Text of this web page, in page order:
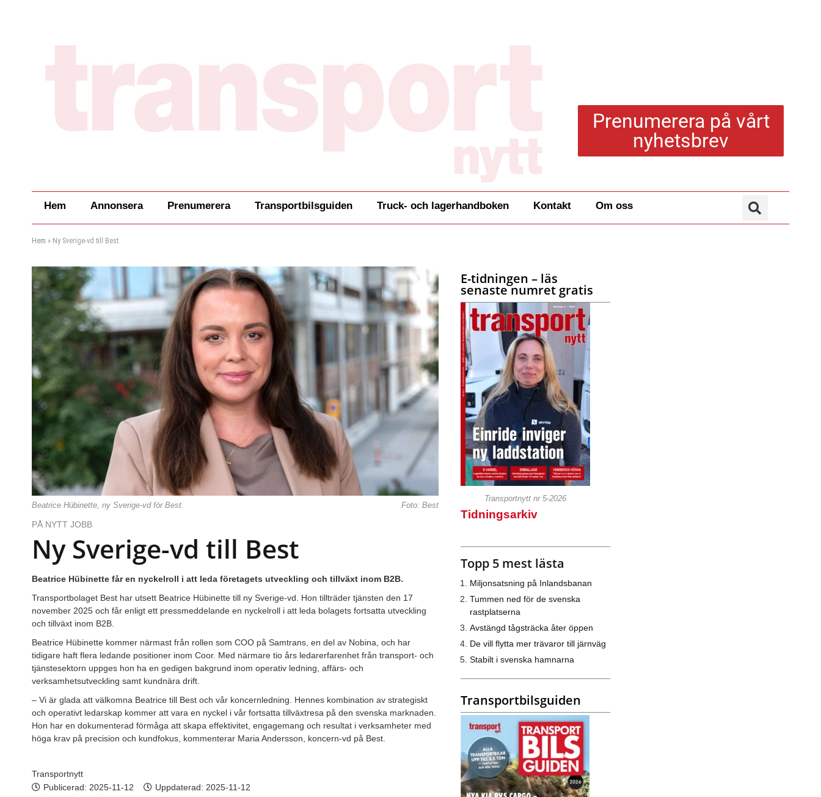
Prenumerera på vårt
nyhetsbrev
Hem Annonsera Prenumerera Transportbilsguiden Truck- och lagerhandboken Kontakt Om oss
Hem » Ny Sverige-vd till Best
Beatrice Hübinette, ny Sverige-vd för Best. Foto: Best
PÅ NYTT JOBB
Ny Sverige-vd till Best
Beatrice Hübinette får en nyckelroll i att leda företagets utveckling och tillväxt inom B2B.
Transportbolaget Best har utsett Beatrice Hübinette till ny Sverige-vd. Hon tillträder tjänsten den 17
november 2025 och får enligt ett pressmeddelande en nyckelroll i att leda bolagets fortsatta utveckling
och tillväxt inom B2B.
Beatrice Hübinette kommer närmast från rollen som COO på Samtrans, en del av Nobina, och har
tidigare haft flera ledande positioner inom Coor. Med närmare tio års ledarerfarenhet från transport- och
tjänstesektorn uppges hon ha en gedigen bakgrund inom operativ ledning, affärs- och
verksamhetsutveckling samt kundnära drift.
– Vi är glada att välkomna Beatrice till Best och vår koncernledning. Hennes kombination av strategiskt
och operativt ledarskap kommer att vara en nyckel i vår fortsatta tillväxtresa på den svenska marknaden.
Hon har en dokumenterad förmåga att skapa effektivitet, engagemang och resultat i verksamheter med
höga krav på precision och kundfokus, kommenterar Maria Andersson, koncern-vd på Best.
Transportnytt
Publicerad: 2025-11-12 Uppdaterad: 2025-11-12
E-tidningen – läs
senaste numret gratis
Transportnytt nr 5-2026
Tidningsarkiv
Topp 5 mest lästa
Miljonsatsning på Inlandsbanan
Tummen ned för de svenska
rastplatserna
Avstängd tågsträcka åter öppen
De vill flytta mer trävaror till järnväg
Stabilt i svenska hamnarna
Transportbilsguiden